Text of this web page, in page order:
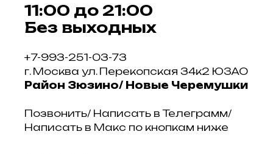
11:00 до 21:00
Без выходных
+7-993-251-03-73
г. Москва ул. Перекопская 34к2 ЮЗАО
Район Зюзино/ Новые Черемушки
Позвонить/ Написать в Телеграмм/
Написать в Макс по кнопкам ниже